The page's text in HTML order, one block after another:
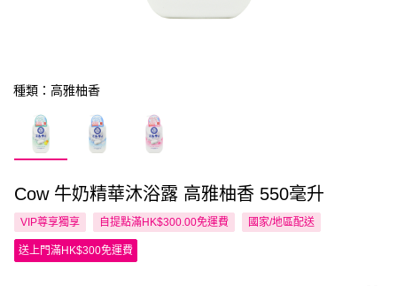
種類：高雅柚香
Cow 牛奶精華沐浴露 高雅柚香 550毫升
VIP尊享獨享 自提點滿HK$300.00免運費 國家/地區配送
送上門滿HK$300免運費